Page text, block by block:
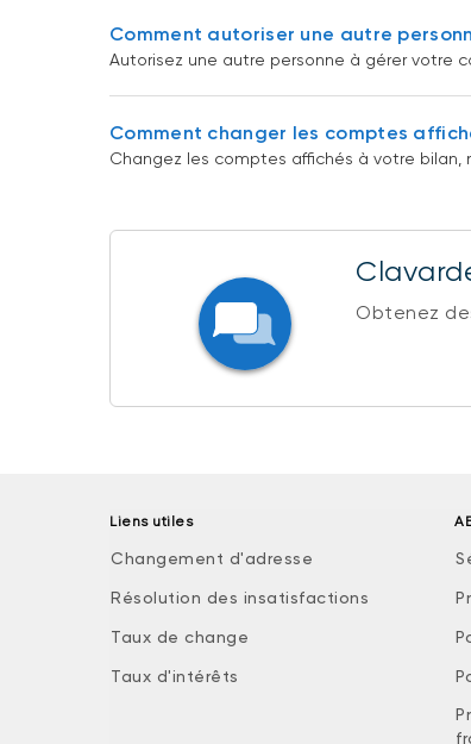
Comment autoriser une autre
Autorisez une autre personne à gérer votre
Comment changer les comptes
Changez les comptes affichés à votre bilan,
Obtenez
Liens utiles
Changement d'adresse
Résolution des insatisfactions
Taux de change
Taux d'intérêts